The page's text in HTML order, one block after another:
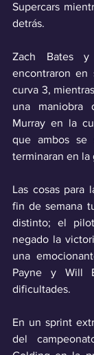
Supercars
detrás.
Zach Bates y
encontraron en
curva 3,
una maniobra
Murray en la
que ambos
terminaran en la
Las cosas para
fin de semana
distinto; el
negado la
una
Payne y Will
dificultades.
En un sprint
del